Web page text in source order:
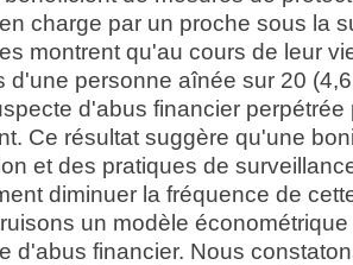
charge par un proche sous la
montrent qu'au cours de leur
d'une personne aînée sur 20
d'abus financier perpétrée
Ce résultat suggère qu'une
et des pratiques de
diminuer la fréquence de
un modèle
d'abus financier. Nous